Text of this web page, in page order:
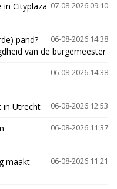
07-08-2026 09:10
in Cityplaza
06-08-2026 14:38
pand?
van de burgemeester
06-08-2026 14:38
06-08-2026 12:53
in Utrecht
06-08-2026 11:37
06-08-2026 11:21
maakt